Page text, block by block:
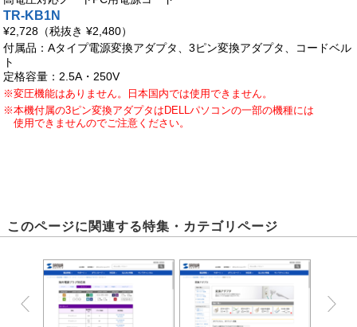
TR-KB1N
¥2,728 （税抜き ¥2,480）
付属品：Aタイプ電源変換アダプタ、3ピン変換アダプタ、コードベル
ト
定格容量：2.5A・250V
※変圧機能はありません。日本国内では使用できません。
※本機付属の3ピン変換アダプタはDELLパソコンの一部の機種には
使用できませんのでご注意ください。
このページに関連する特集・カテゴリページ